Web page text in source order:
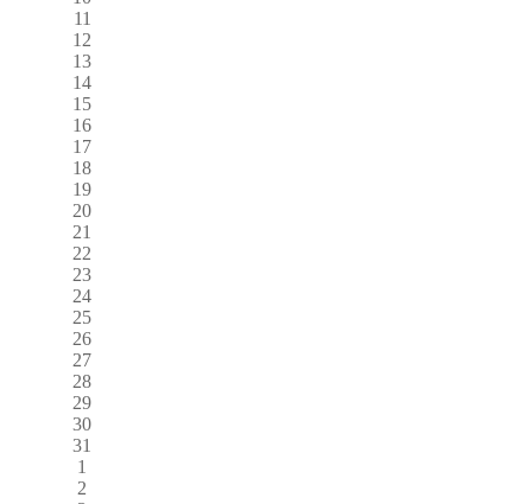
11
12
13
14
15
16
17
18
19
20
21
22
23
24
25
26
27
28
29
30
31
1
2